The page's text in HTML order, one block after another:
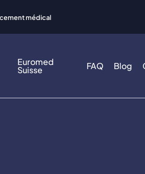
médical
Euromed
Suisse FAQ Blog